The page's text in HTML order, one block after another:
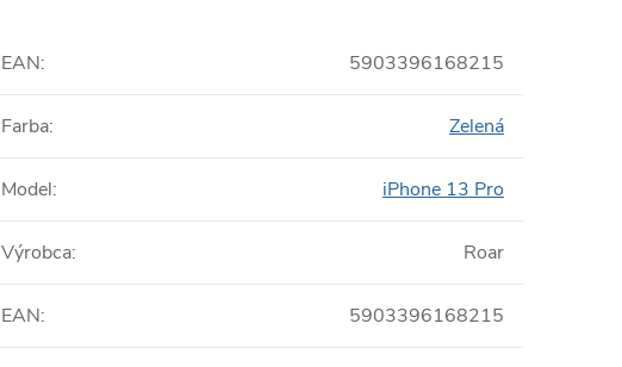
EAN: 5903396168215
Farba: Zelená
Model: iPhone 13 Pro
Výrobca: Roar
EAN: 5903396168215